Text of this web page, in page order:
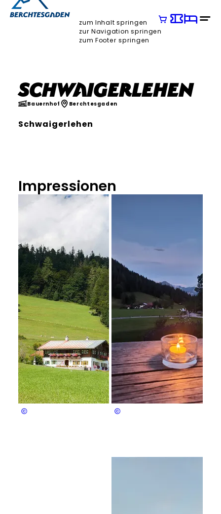
zum Inhalt springen
zur Navigation springen
zum Footer springen
Schwaigerlehen
Bauernhof Berchtesgaden
Schwaigerlehen
Impressionen
Christian Hofreiter Christian Hofreiter